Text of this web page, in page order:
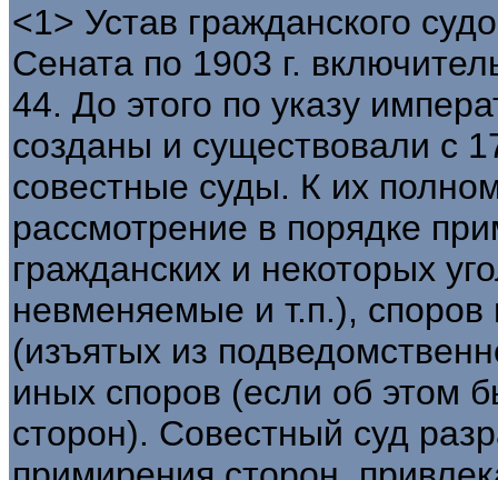
<1> Устав гражданского
Сената по 1903 г.
44. До этого по указу
созданы и существовали с
совестные суды. К их
рассмотрение в порядке
гражданских и некоторых
невменяемые и т.п.),
(изъятых из
иных споров (если об этом
сторон). Совестный суд